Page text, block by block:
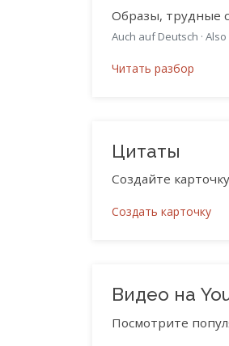
Образы, трудные
Auch auf Deutsch · Also
Читать разбор
Цитаты
Создайте
Создать карточку
Видео на
Посмотрите